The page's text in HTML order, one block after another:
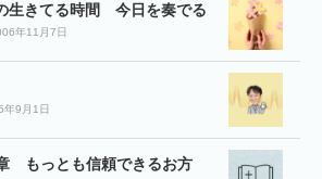
生きてる時間 今日を奏でる
年11月7日
年9月1日
もっとも信頼できるお方